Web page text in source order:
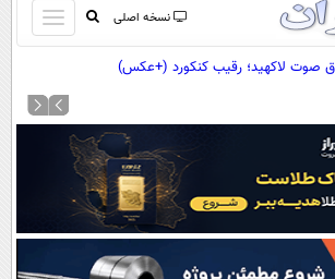
نسخه اصلی
باز
و
کردن
صفحه اول
آرشیو
نظرسنجی
آب و هوا
اوقات شرعی
صوت لاکهید؛ رقیب کنکورد (+عکس)